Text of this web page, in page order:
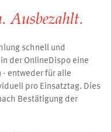
Ausbezahlt.
schnell und
der OnlineDispo eine
entweder für alle
pro Einsatztag. Dies
Bestätigung der